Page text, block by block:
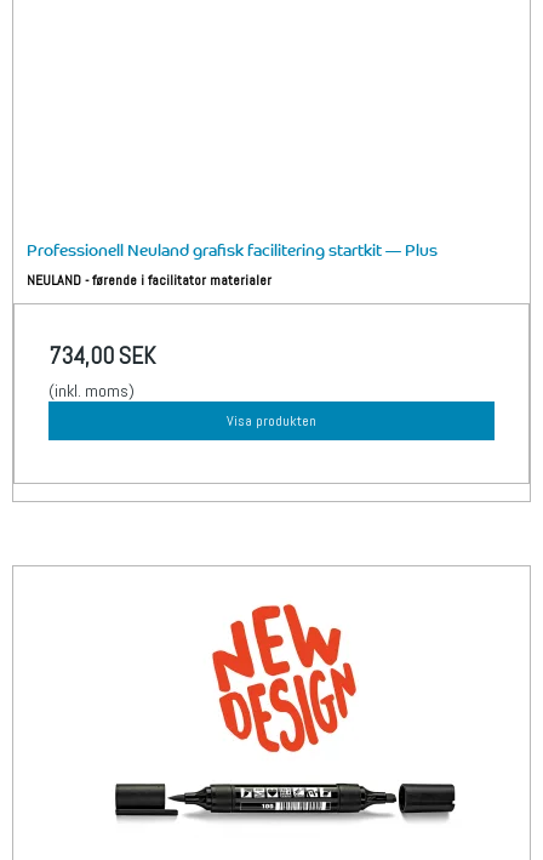
Professionell Neuland grafisk facilitering startkit — Plus
NEULAND - førende i facilitator materialer
734,00 SEK
(inkl. moms)
Visa produkten